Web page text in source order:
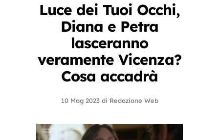
Luce dei Tuoi Occhi,
Diana e Petra
lasceranno
veramente Vicenza?
Cosa accadrà
10 Mag 2023 di Redazione Web